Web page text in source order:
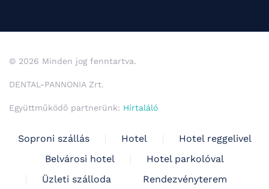
© 2026 Minden jog fenntartva.
DENTAL-PANNONIA Zrt.
Együttműködő partnerünk: Hírtaláló
Soproni szállás Hotel
Hotel reggelivel
Belvárosi hotel
Hotel parkolóval
Üzleti szálloda
Rendezvényterem